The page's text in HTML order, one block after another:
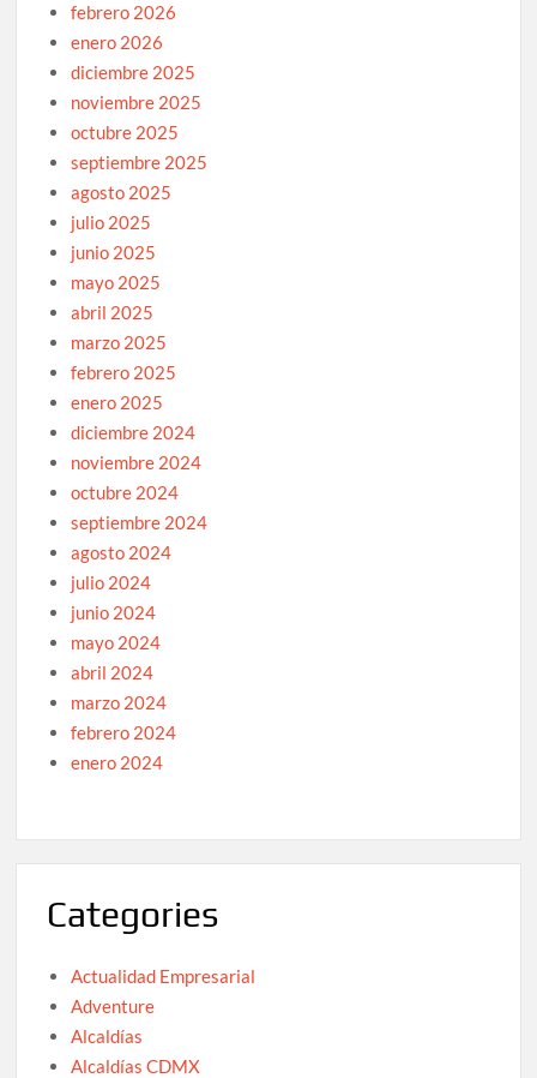
febrero 2026
enero 2026
diciembre 2025
noviembre 2025
octubre 2025
septiembre 2025
agosto 2025
julio 2025
junio 2025
mayo 2025
abril 2025
marzo 2025
febrero 2025
enero 2025
diciembre 2024
noviembre 2024
octubre 2024
septiembre 2024
agosto 2024
julio 2024
junio 2024
mayo 2024
abril 2024
marzo 2024
febrero 2024
enero 2024
Categories
Actualidad Empresarial
Adventure
Alcaldías
Alcaldías CDMX